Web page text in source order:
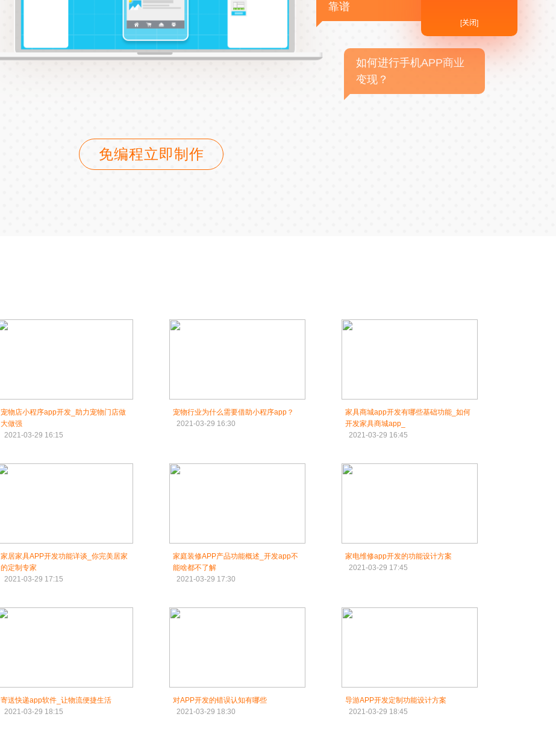
靠谱
如何进行手机APP商业
变现？
免编程立即制作
宠物店小程序app开发_助力宠物门店做
大做强
2021-03-29 16:15
宠物行业为什么需要借助小程序app？
2021-03-29 16:30
家具商城app开发有哪些基础功能_如何
开发家具商城app_
2021-03-29 16:45
家居家具APP开发功能详谈_你完美居家
的定制专家
2021-03-29 17:15
家庭装修APP产品功能概述_开发app不
能啥都不了解
2021-03-29 17:30
家电维修app开发的功能设计方案
2021-03-29 17:45
寄送快递app软件_让物流便捷生活
2021-03-29 18:15
对APP开发的错误认知有哪些
2021-03-29 18:30
导游APP开发定制功能设计方案
2021-03-29 18:45
[关闭]